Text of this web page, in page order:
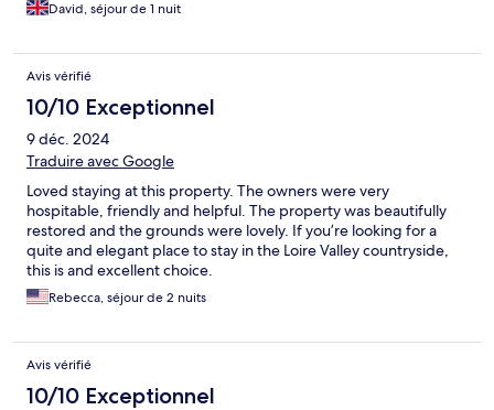
David, séjour de 1 nuit
Avis vérifié
10/10 Exceptionnel
9 déc. 2024
Traduire avec Google
Loved staying at this property. The owners were very
hospitable, friendly and helpful. The property was beautifully
restored and the grounds were lovely. If you’re looking for a
quite and elegant place to stay in the Loire Valley countryside,
this is and excellent choice.
Rebecca, séjour de 2 nuits
Avis vérifié
10/10 Exceptionnel